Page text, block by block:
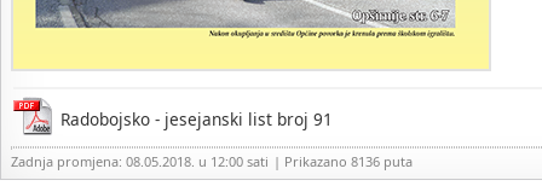
Radobojsko - jesejanski list broj 91
Zadnja promjena: 08.05.2018. u 12:00 sati | Prikazano 8136 puta